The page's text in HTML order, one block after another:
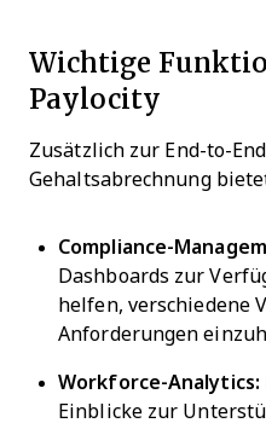
Wichtige
Paylocity
Zusätzlich zur End-to-
Gehaltsabrechnung
Compliance-
Dashboards zur
helfen, verschiedene
Anforderungen
Workforce-Analytics:
Einblicke zur